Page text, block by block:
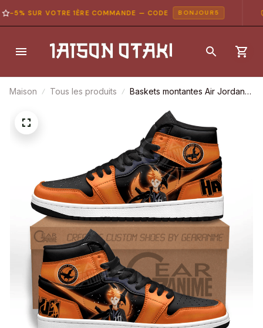
5% SUR VOTRE 1ÈRE COMMANDE — CODE BONJOUR5
Maison Tous les produits
Baskets montantes Air Jordan
montantes Haikyuu!!